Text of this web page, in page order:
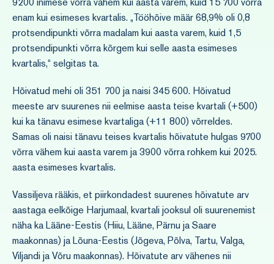
enam kui esimeses kvartalis. „Tööhõive määr 68,9% oli 0,8
protsendipunkti võrra madalam kui aasta varem, kuid 1,5
protsendipunkti võrra kõrgem kui selle aasta esimeses
kvartalis,“ selgitas ta.
Hõivatud mehi oli 351 700 ja naisi 345 600. Hõivatud
meeste arv suurenes nii eelmise aasta teise kvartali (+500)
kui ka tänavu esimese kvartaliga (+11 800) võrreldes.
Samas oli naisi tänavu teises kvartalis hõivatute hulgas 9700
võrra vähem kui aasta varem ja 3900 võrra rohkem kui 2025.
aasta esimeses kvartalis.
Vassiljeva rääkis, et piirkondadest suurenes hõivatute arv
aastaga eelkõige Harjumaal, kvartali jooksul oli suurenemist
näha ka Lääne-Eestis (Hiiu, Lääne, Pärnu ja Saare
maakonnas) ja Lõuna-Eestis (Jõgeva, Põlva, Tartu, Valga,
Viljandi ja Võru maakonnas). Hõivatute arv vähenes nii